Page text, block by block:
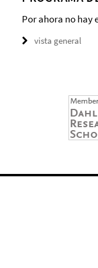
Por ahora no hay
vista general